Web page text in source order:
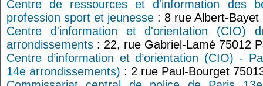
Centre de ressources et d'information des
profession sport et jeunesse : 8 rue Albert-Bayet
Centre d'information et d'orientation
arrondissements : 22, rue Gabriel-Lamé 75012
Centre d’information et d’orientation (CIO) -
14e arrondissements) : 2 rue Paul-Bourget